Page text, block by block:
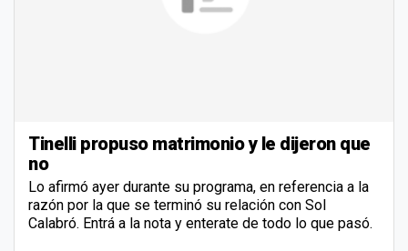
Tinelli propuso matrimonio y le dijeron que
no
Lo afirmó ayer durante su programa, en referencia a la
razón por la que se terminó su relación con Sol
Calabró. Entrá a la nota y enterate de todo lo que pasó.